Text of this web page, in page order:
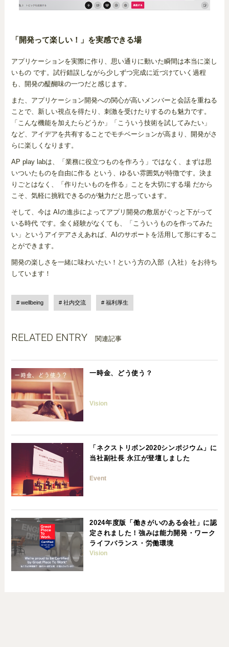
「開発って楽しい！」を実感できる場
アプリケーションを実際に作り、思い通りに動いた瞬間は本当に楽し
いもの です。試行錯誤しながら少しずつ完成に近づけていく過程
も、開発の醍醐味の一つだと感じます。
また、アプリケーション開発への関心が高いメンバーと会話を重ねる
ことで、新しい視点を得たり、刺激を受けたりするのも魅力です。
「こんな機能を加えたらどうか」「こういう技術を試してみたい」
など、アイデアを共有することでモチベーションが高まり、開発がさ
らに楽しくなります。
AP play labは、「業務に役立つものを作ろう」ではなく、まずは思
いついたものを自由に作る という、ゆるい雰囲気が特徴です。決ま
りごとはなく、「作りたいものを作る」ことを大切にする場 だから
こそ、気軽に挑戦できるのが魅力だと思っています。
そして、今は AIの進歩によってアプリ開発の敷居がぐっと下がって
いる時代 です。全く経験がなくても、「こういうものを作ってみた
い」というアイデアさえあれば、AIのサポートを活用して形にするこ
とができます。
開発の楽しさを一緒に味わいたい！という方の入部（入社）をお待ち
しています！
wellbeing 社内交流 福利厚生
RELATED ENTRY 関連記事
一時金、どう使う？
Vision
「ネクストリボン2020シンポジウム」に
当社副社長 永江が登壇しました
Event
2024年度版「働きがいのある会社」に認
定されました！強みは能力開発・ワーク
ライフバランス・労働環境
Vision